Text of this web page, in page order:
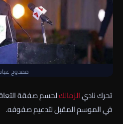
ممدوح
تحرك ناديالزمالكلحسم صفقة
في الموسم المقبل لتدعيم صفوفه.